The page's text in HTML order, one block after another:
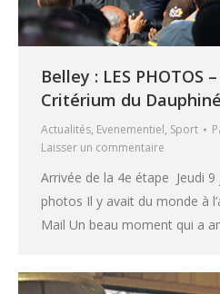
Belley : LES PHOTOS
Critérium du Dauphiné
Actualités, Evenementiel, Sport
Laisser un commentaire
Arrivée de la 4e étape Jeudi
photos Il y avait du monde à
Mail Un beau moment qui a